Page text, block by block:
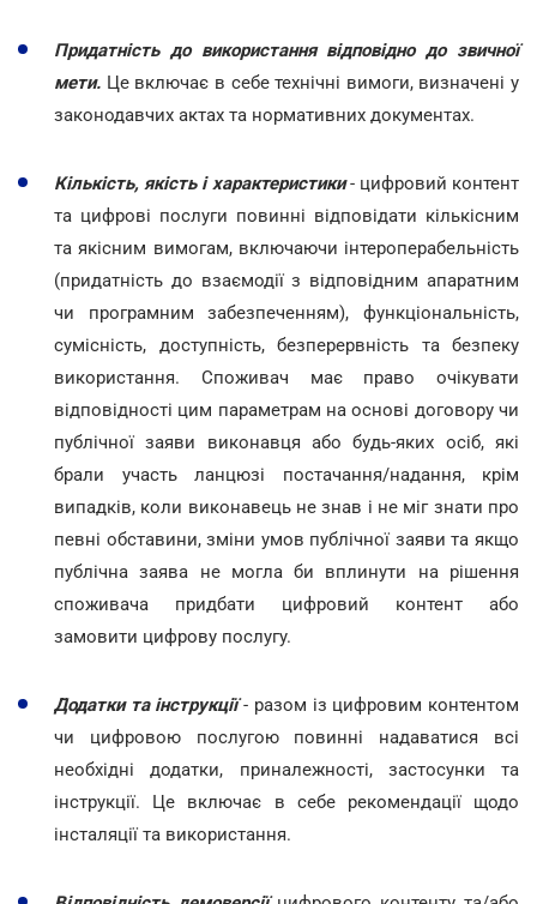
Придатність до використання відповідно до звичної
мети. Це включає в себе технічні вимоги, визначені у
законодавчих актах та нормативних документах.
Кількість, якість і характеристики- цифровий контент
та цифрові послуги повинні відповідати кількісним
та якісним вимогам, включаючи інтероперабельність
(придатність до взаємодії з відповідним апаратним
чи програмним забезпеченням), функціональність,
сумісність, доступність, безперервність та безпеку
використання. Споживач має право очікувати
відповідності цим параметрам на основі договору чи
публічної заяви виконавця або будь-яких осіб, які
брали участь ланцюзі постачання/надання, крім
випадків, коли виконавець не знав і не міг знати про
певні обставини, зміни умов публічної заяви та якщо
публічна заява не могла би вплинути на рішення
споживача придбати цифровий контент або
замовити цифрову послугу.
Додатки та інструкції- разом із цифровим контентом
чи цифровою послугою повинні надаватися всі
необхідні додатки, приналежності, застосунки та
інструкції. Це включає в себе рекомендації щодо
інсталяції та використання.